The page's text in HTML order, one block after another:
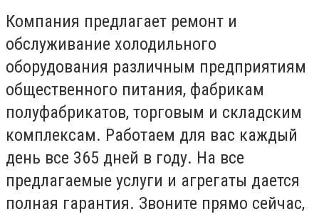
Компания предлагает ремонт и
обслуживание холодильного
оборудования различным предприятиям
общественного питания, фабрикам
полуфабрикатов, торговым и складским
комплексам. Работаем для вас каждый
день все 365 дней в году. На все
предлагаемые услуги и агрегаты дается
полная гарантия. Звоните прямо сейчас,